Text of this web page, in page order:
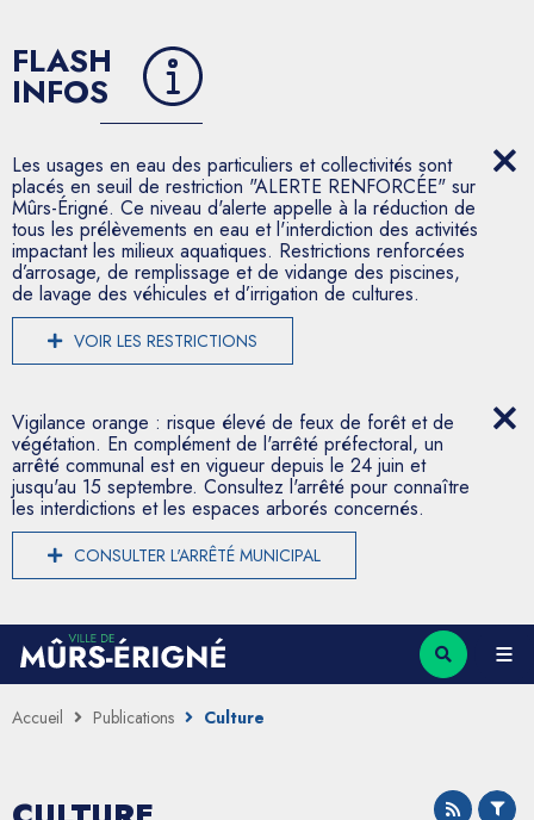
FLASH
INFOS
Les usages en eau des particuliers et collectivités sont
placés en seuil de restriction "ALERTE RENFORCÉE" sur
Mûrs-Érigné. Ce niveau d'alerte appelle à la réduction de
tous les prélèvements en eau et l'interdiction des activités
impactant les milieux aquatiques. Restrictions renforcées
d’arrosage, de remplissage et de vidange des piscines,
de lavage des véhicules et d’irrigation de cultures.
VOIR LES RESTRICTIONS
Vigilance orange : risque élevé de feux de forêt et de
végétation. En complément de l'arrêté préfectoral, un
arrêté communal est en vigueur depuis le 24 juin et
jusqu'au 15 septembre. Consultez l'arrêté pour connaître
les interdictions et les espaces arborés concernés.
CONSULTER L'ARRÊTÉ MUNICIPAL
Accueil Publications Culture